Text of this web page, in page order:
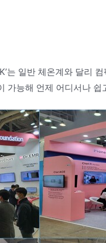
는 일반 체온계와 달리
가능해 언제 어디서나